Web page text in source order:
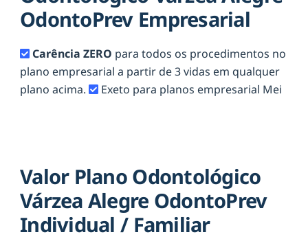
OdontoPrev Empresarial
Carência ZERO para todos os procedimentos no
plano empresarial a partir de 3 vidas em qualquer
plano acima.
Exeto para planos empresarial Mei
Valor Plano Odontológico
Várzea Alegre OdontoPrev
Individual / Familiar